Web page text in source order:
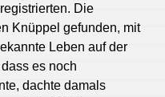
Die
Knüppel gefunden, mit
Leben auf der
es noch
dachte damals